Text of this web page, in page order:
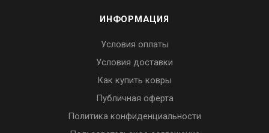
ИНФОРМАЦИЯ
Условия оплаты
Условия доставки
Как купить ковры
Публичная оферта
Политика конфиденциальности